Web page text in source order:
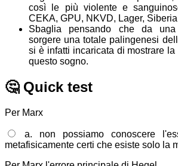
così le più violente e
CEKA, GPU, NKVD, Lager, Siberia
Sbaglia pensando che da
sorgere una totale palingenesi
si è infatti incaricata di mostrare
questo sogno.
🤔Quick test
Per Marx
a. non possiamo conoscere
metafisicamente certi che esiste solo la